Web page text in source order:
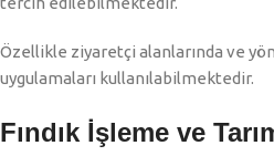
Özellikle ziyaretçi alanlarında ve
uygulamaları kullanılabilmektedir.
Fındık İşleme ve